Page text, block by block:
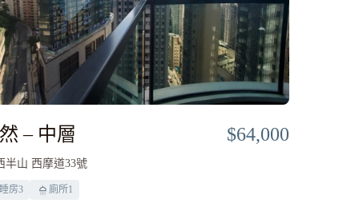
– 中層 $64,000
半山 西摩道33號
睡房3 廁所1